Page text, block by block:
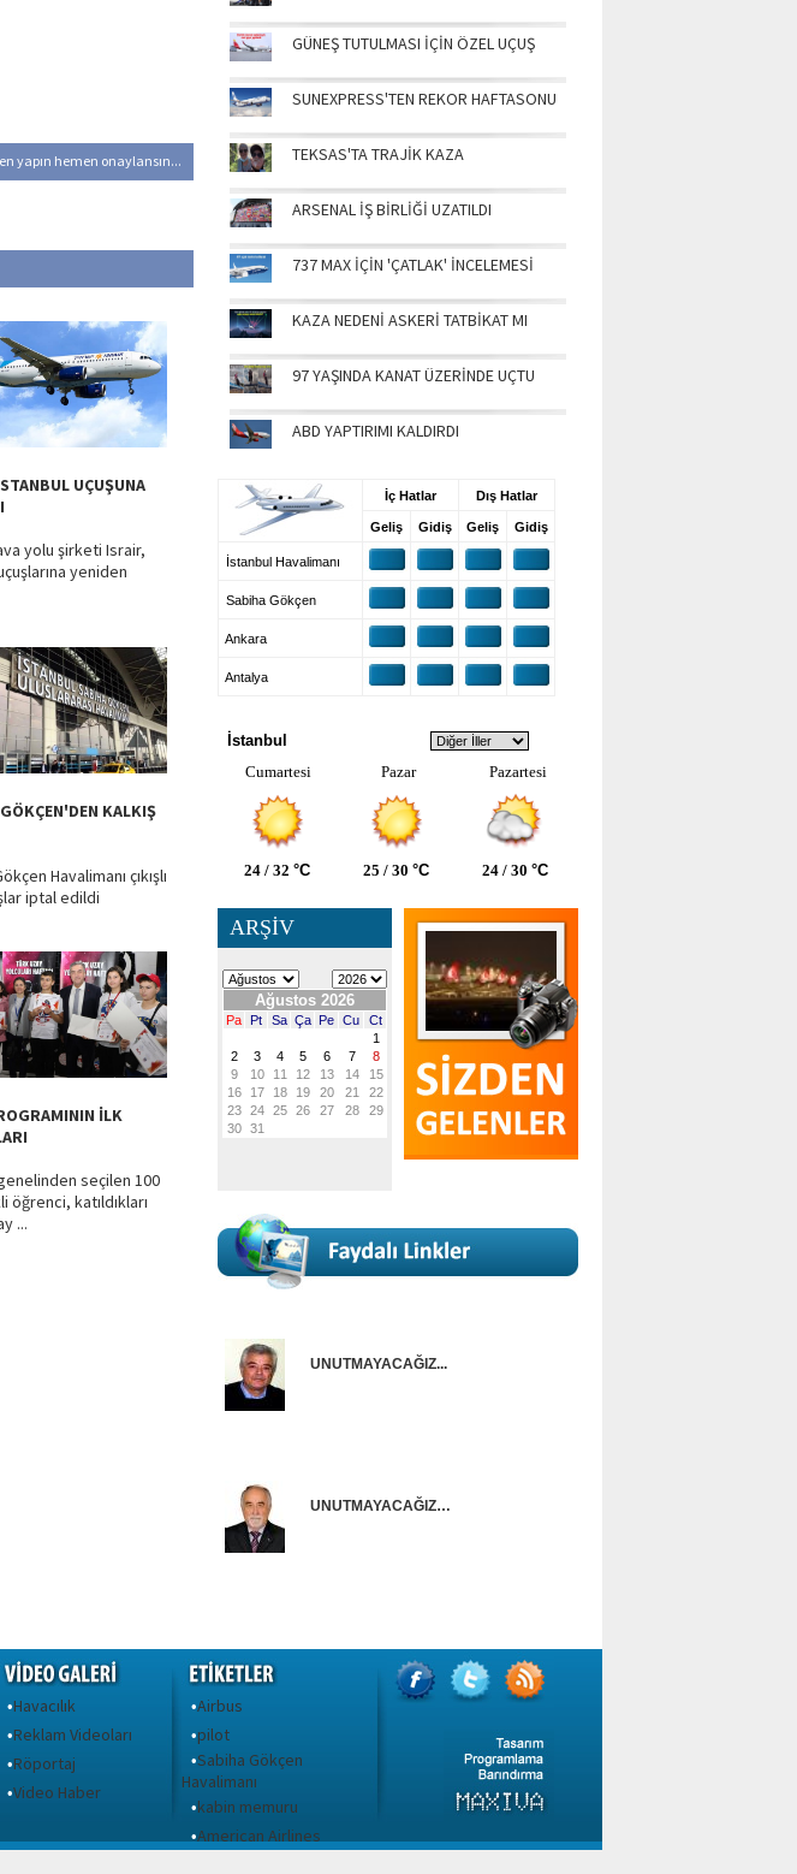
yapın hemen onaylansın...
UÇUŞUNA
yolu şirketi Israir,
yeniden
KALKIŞ
Havalimanı çıkışlı
iptal edildi
İLK
seçilen 100
öğrenci, katıldıkları
...
GÜNEŞ TUTULMASI İÇİN ÖZEL UÇUŞ
SUNEXPRESS'TEN REKOR HAFTASONU
TEKSAS'TA TRAJİK KAZA
ARSENAL İŞ BİRLİĞİ UZATILDI
737 MAX İÇİN 'ÇATLAK' İNCELEMESİ
KAZA NEDENİ ASKERİ TATBİKAT MI
97 YAŞINDA KANAT ÜZERİNDE UÇTU
ABD YAPTIRIMI KALDIRDI
İç Hatlar Dış Hatlar
Geliş Gidiş Geliş Gidiş
İstanbul Havalimanı
Sabiha Gökçen
Ankara
Antalya
İstanbul
Cumartesi
Pazar Pazartesi
24 / 32 °C 25 / 30 °C 24 / 30 °C
ARŞİV
UNUTMAYACAĞIZ...
UNUTMAYACAĞIZ…
•Havacılık
•Reklam Videoları
•Röportaj
•Video Haber
•Airbus
•pilot
•Sabiha Gökçen
Havalimanı
•kabin memuru
•American Airlines